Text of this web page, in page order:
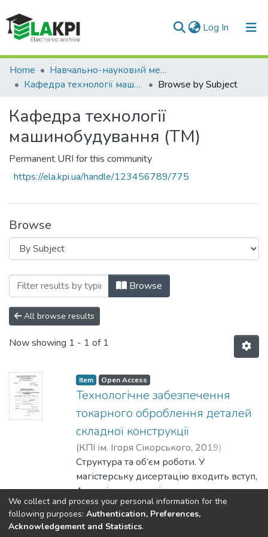
Log In (current)
Communities & Collections
All of DSpace
Home
Навчально-науковий механіко-машинобудівний інститут (НН ММІ)
Кафедра технології машинобудування (ТМ)
Browse by Subject
Кафедра технології
машинобудування (ТМ)
Permanent URI for this community
https://ela.kpi.ua/handle/123456789/775
Browse
Browsing Кафедра технології
Browse
All browse results
Now showing 1 - 1 of 1
Item Open Access
Технологічне забезпечення
токарного оброблення деталей
складної конструкції
(КПІ ім. Ігоря Сікорського, 2019)
Руденко, Павло Андрійович
Пуховський, Євген Степанович
Структура та об’єм роботи. У
магістерську дисертацію входить вступ,
4 розділи, загальні висновки, список
використаної літератури. Робота
складається з 96 сторінок тексту, 21
Show more
We collect and process your personal information for the
following purposes: Authentication, Preferences,
Acknowledgement and Statistics.